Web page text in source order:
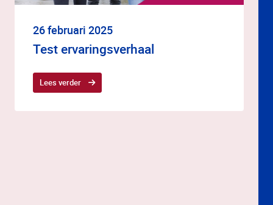
26 februari 2025
Test ervaringsverhaal
Lees verder